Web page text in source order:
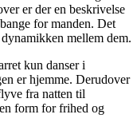
er der en beskrivelse
for manden. Det
mellem dem.
kun danser i
er hjemme. Derudover
fra natten til
form for frihed og